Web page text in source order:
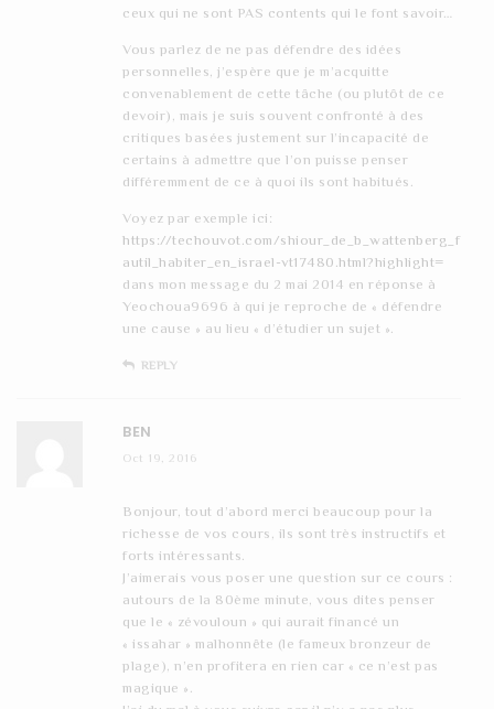
ceux qui ne sont PAS contents qui le font savoir…
Vous parlez de ne pas défendre des idées
personnelles, j’espère que je m’acquitte
convenablement de cette tâche (ou plutôt de ce
devoir), mais je suis souvent confronté à des
critiques basées justement sur l’incapacité de
certains à admettre que l’on puisse penser
différemment de ce à quoi ils sont habitués.
Voyez par exemple ici:
https://techouvot.com/shiour_de_b_wattenberg_f
autil_habiter_en_israel-vt17480.html?highlight=
dans mon message du 2 mai 2014 en réponse à
Yeochoua9696 à qui je reproche de « défendre
une cause » au lieu « d’étudier un sujet ».
REPLY
BEN
Oct 19, 2016
Bonjour, tout d’abord merci beaucoup pour la
richesse de vos cours, ils sont très instructifs et
forts intéressants.
J’aimerais vous poser une question sur ce cours :
autours de la 80ème minute, vous dites penser
que le « zévouloun » qui aurait financé un
« issahar » malhonnête (le fameux bronzeur de
plage), n’en profitera en rien car « ce n’est pas
magique ».